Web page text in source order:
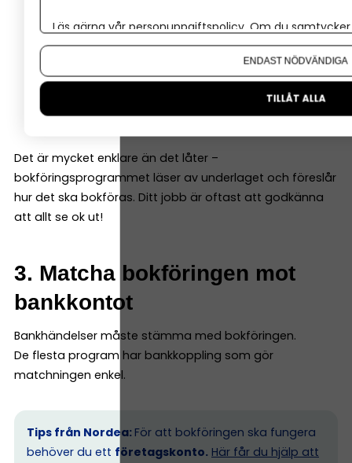
Vad som hänt
Belopp
Datum
Underlag
Konto (programmen hjälper dig välja rätt)
Det är mycket enklare än det låter –
bokföringsprogrammet läser av underlaget och föreslår
hur det ska bokföras. Ditt jobb är oftast att godkänna
att allt se ok ut!
3. Matcha bokföringen mot
bankkontot
Bankhändelser måste stämma med bokföringen.
De flesta program har bankkoppling som gör
matchningen enkel.
Tips från Nordea: För att bokföringen ska fungera
behöver du ett företagskonto. Här får du hjälp att
Läs gärna vår personuppgiftspolicy. Om du
Om du vill ändra ditt val i efterhand hittar du den
ENDAST NÖDVÄNDIGA
TILLÅT ALLA